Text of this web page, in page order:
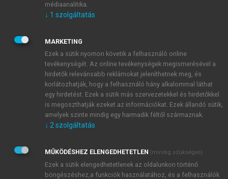
JELSZÓ
JELSZÓ ÚJRA
Kérek értesítést a MeRSZ újdonságairól, akcióiról.
Kérek értesítést az Akadémiai Kiadó Zrt. újdonságairól,
Adatkezelési tájékoztatóbanfoglaltakat tudomásul
veszem és elfogadom.
Általános vásárlási feltételeket, valamint a szotar.netés a
médiaanalitika.
↓ 1 szolgáltatás
MARKETING
Ezek a sütik nyomon követik a felhasználó online
tevékenységét. Az online tevékenységek megismerésével a
hirdetők relevánsabb reklámokat jeleníthetnek meg, és
korlátozhatják, hogy a felhasználó hány alkalommal láthat
egy hirdetést. Ezek a sütik más szervezetekkel és hirdetőkkel
is megoszthatják ezeket az információkat. Ezek állandó sütik,
amelyek szinte mindig egy harmadik féltől származnak.
↓ 2 szolgáltatás
MŰKÖDÉSHEZ ELENGEDHETETLEN (mindig szükséges)
Ezek a sütik elengedhetetlenek az oldalunkon történő
böngészéshez,a funkciók használatához, és a felhasználók